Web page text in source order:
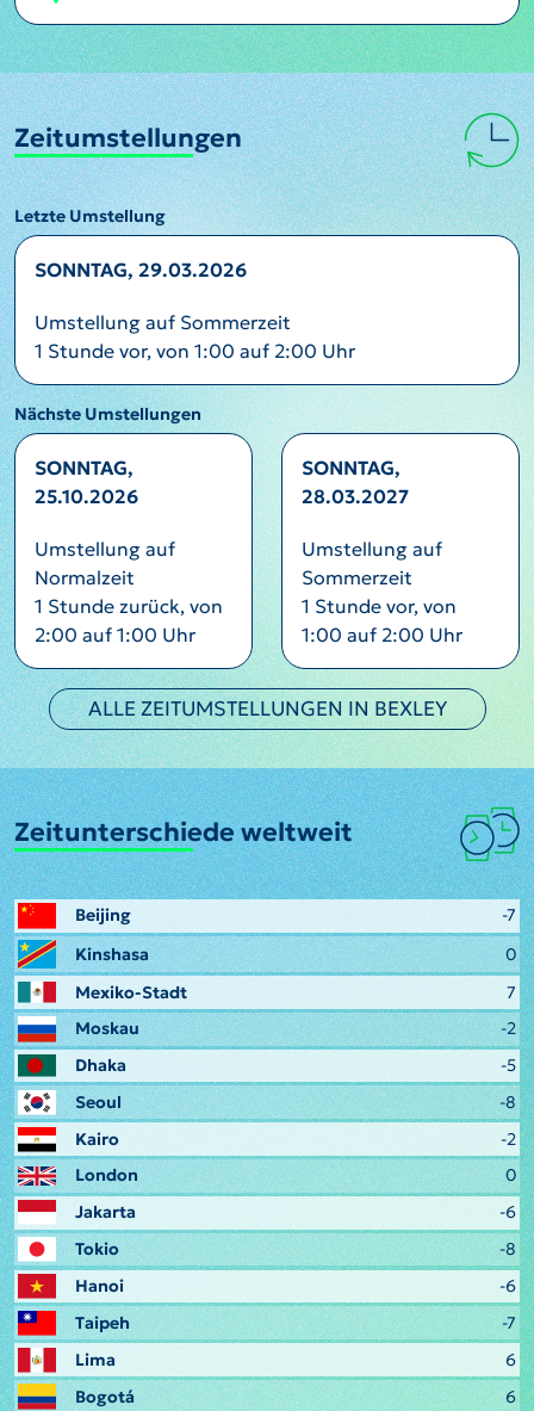
Zeitumstellungen
Letzte Umstellung
SONNTAG, 29.03.2026
Umstellung auf Sommerzeit
1 Stunde vor, von 1:00 auf 2:00 Uhr
Nächste Umstellungen
SONNTAG,
25.10.2026
Umstellung auf
Normalzeit
1 Stunde zurück, von
2:00 auf 1:00 Uhr
SONNTAG,
28.03.2027
Umstellung auf
Sommerzeit
1 Stunde vor, von
1:00 auf 2:00 Uhr
ALLE ZEITUMSTELLUNGEN IN BEXLEY
Zeitunterschiede weltweit
Beijing
-7
Kinshasa
0
Mexiko-Stadt
7
Moskau
-2
Dhaka
-5
Seoul
-8
Kairo
-2
London
0
Jakarta
-6
Tokio
-8
Hanoi
-6
Taipeh
-7
Lima
6
Bogotá
6